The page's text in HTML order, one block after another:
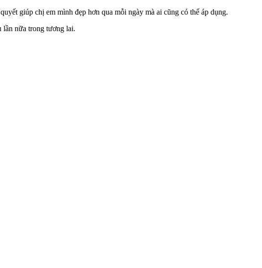
giúp chị em mình đẹp hơn qua mỗi ngày mà ai cũng có thể áp dụng.
lần nữa trong tương lai.